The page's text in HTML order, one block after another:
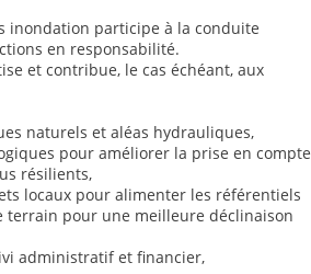
inondation participe à la conduite
en responsabilité.
et contribue, le cas échéant, aux
naturels et aléas hydrauliques,
pour améliorer la prise en compte
résilients,
locaux pour alimenter les référentiels
pour une meilleure déclinaison
administratif et financier,